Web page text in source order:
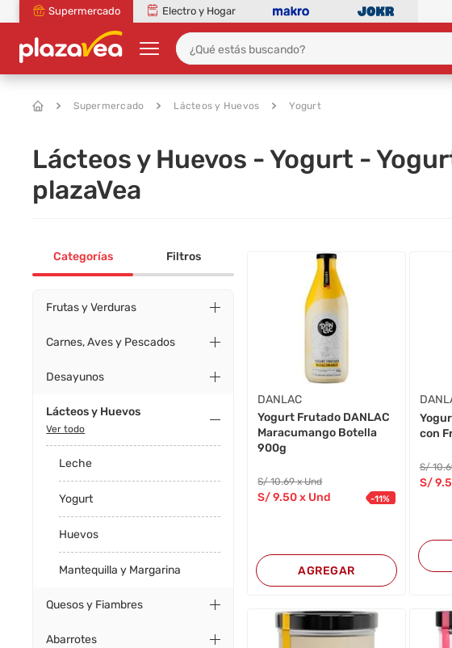
Supermercado Electro y Hogar
Supermercado Lácteos y Huevos Yogurt
Lácteos y Huevos - Yogurt -
plazaVea
Categorías Filtros
Frutas y Verduras
Carnes, Aves y Pescados
Desayunos
Lácteos y Huevos
Ver todo
Leche
Yogurt
Huevos
Mantequilla y Margarina
Quesos y Fiambres
Abarrotes
DANLAC
Yogurt Frutado DANLAC
Maracumango Botella
900g
S/10.69 x Und
S/9.50x Und -11%
AGREGAR
con
S/10
S/9